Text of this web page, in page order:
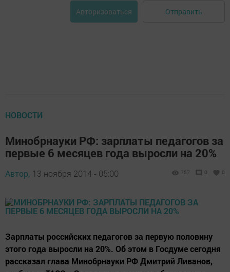
Авторизоваться Отправить
НОВОСТИ
Минобрнауки РФ: зарплаты педагогов за
первые 6 месяцев года выросли на 20%
Автор, 13 ноября 2014 - 05:00 757 0 0
Зарплаты российских педагогов за первую половину
этого года выросли на 20%. Об этом в Госдуме сегодня
рассказал глава Минобрнауки РФ Дмитрий Ливанов,